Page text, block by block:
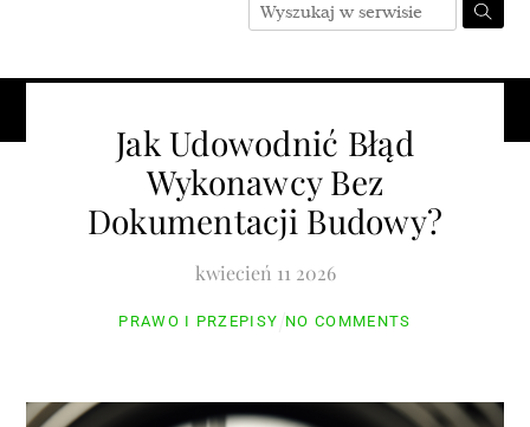
Jak Udowodnić Błąd
Wykonawcy Bez
Dokumentacji Budowy?
kwiecień 11 2026
PRAWO I PRZEPISY NO COMMENTS